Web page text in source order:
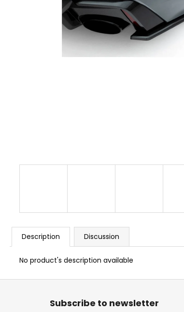
Description Discussion
No product's description available
GIFT VOUCHER ON-LINE
€4
F
Subscribe to newsletter